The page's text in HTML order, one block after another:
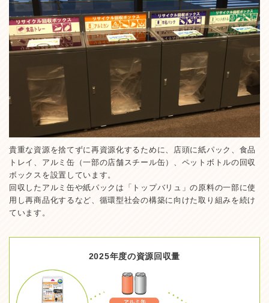
貴重な資源を捨てずに再資源化するために、店頭に紙パック、食品
トレイ、アルミ缶（一部の店舗スチール缶）、ペットボトルの回収
ボックスを設置しています。
回収したアルミ缶や紙パックは「トップバリュ」の原料の一部に使
用し再商品化するなど、循環型社会の構築に向けた取り組みを続け
ています。
2025年度の資源回収量